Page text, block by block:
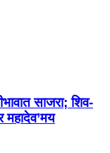
साजरा; शिव-
महादेव’मय